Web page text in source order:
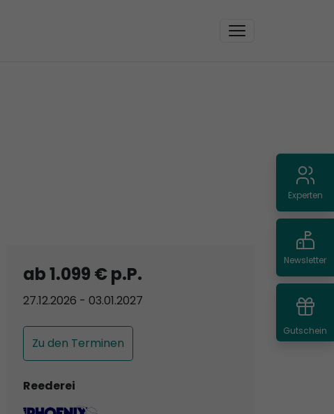
ab 1.099 € p.P.
27.12.2026 - 03.01.2027
Zu den Terminen
Reederei
Experten
Newsletter
Gutschein